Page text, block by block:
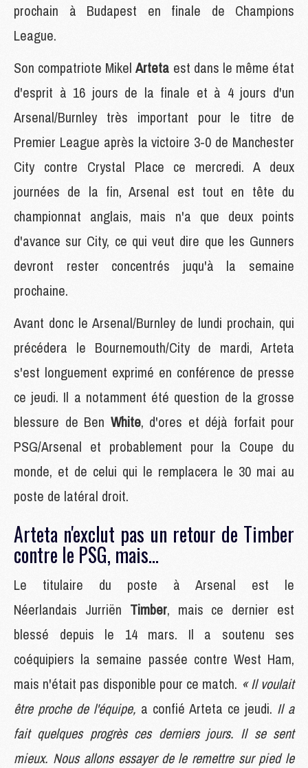
prochain à Budapest en finale de Champions
League.
Son compatriote MikelArteta est dans le même état
d'esprit à 16 jours de la finale et à 4 jours d'un
Arsenal/Burnley très important pour le titre de
Premier League après la victoire 3-0 de Manchester
City contre Crystal Place ce mercredi. A deux
journées de la fin, Arsenal est tout en tête du
championnat anglais, mais n'a que deux points
d'avance sur City, ce qui veut dire que les Gunners
devront rester concentrés juqu'à la semaine
prochaine.
Avant donc le Arsenal/Burnley de lundi prochain, qui
précédera le Bournemouth/City de mardi, Arteta
s'est longuement exprimé en conférence de presse
ce jeudi. Il a notamment été question de la grosse
blessure de Ben White, d'ores et déjà forfait pour
PSG/Arsenal et probablement pour la Coupe du
monde, et de celui qui le remplacera le 30 mai au
poste de latéral droit.
Arteta n'exclut pas un retour de Timber
contre le PSG, mais...
Le titulaire du poste à Arsenal est le
Néerlandais Jurriën Timber, mais ce dernier est
blessé depuis le 14 mars. Il a soutenu ses
coéquipiers la semaine passée contre West Ham,
mais n'était pas disponible pour ce match. « Il voulait
être proche de l'équipe, a confié Arteta ce jeudi. Il a
fait quelques progrès ces derniers jours. Il se sent
mieux. Nous allons essayer de le remettre sur pied le